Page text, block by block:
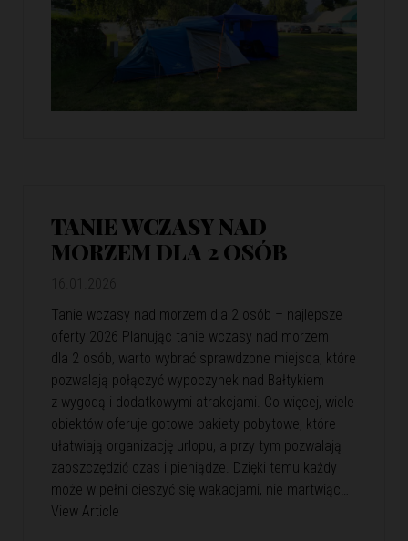
TANIE WCZASY NAD
MORZEM DLA 2 OSÓB
Tanie wczasy nad morzem dla 2 osób – najlepsze
oferty 2026 Planując tanie wczasy nad morzem
dla 2 osób, warto wybrać sprawdzone miejsca, które
pozwalają połączyć wypoczynek nad Bałtykiem
z wygodą i dodatkowymi atrakcjami. Co więcej, wiele
obiektów oferuje gotowe pakiety pobytowe, które
ułatwiają organizację urlopu, a przy tym pozwalają
zaoszczędzić czas i pieniądze. Dzięki temu każdy
może w pełni cieszyć się wakacjami, nie martwiąc…
View Article